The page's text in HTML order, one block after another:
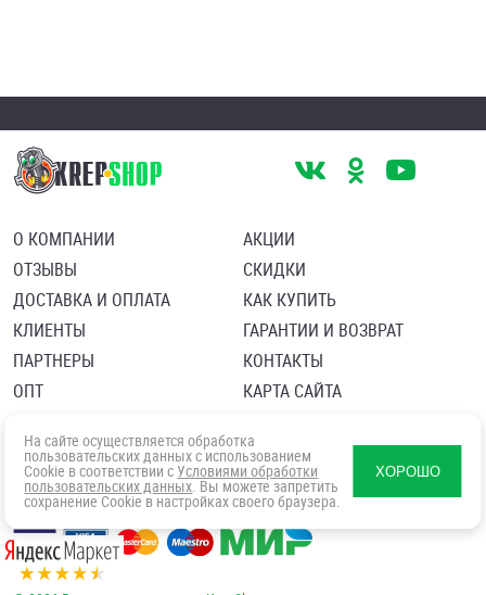
О КОМПАНИИ
ОТЗЫВЫ
ДОСТАВКА И ОПЛАТА
КЛИЕНТЫ
ПАРТНЕРЫ
ОПТ
АКЦИИ
СКИДКИ
КАК КУПИТЬ
ГАРАНТИИ И ВОЗВРАТ
КОНТАКТЫ
КАРТА САЙТА
Политика в отношении обработки персональных данных
Согласие посетителя сайта на обработку персональных данны
На сайте осуществляется обработка
пользовательских данных с использованием
Cookie в соответствии с Условиями обработки
пользовательских данных. Вы можете запретить
сохранение Cookie в настройках своего браузера.
ХОРОШО